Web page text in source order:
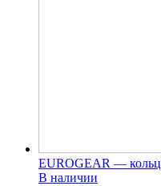
EUROGEAR —
В наличии